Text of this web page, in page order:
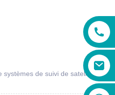
systèmes de suivi de satellite en